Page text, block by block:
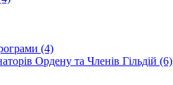
(4)
Ордену та Членів Гільдій (6)